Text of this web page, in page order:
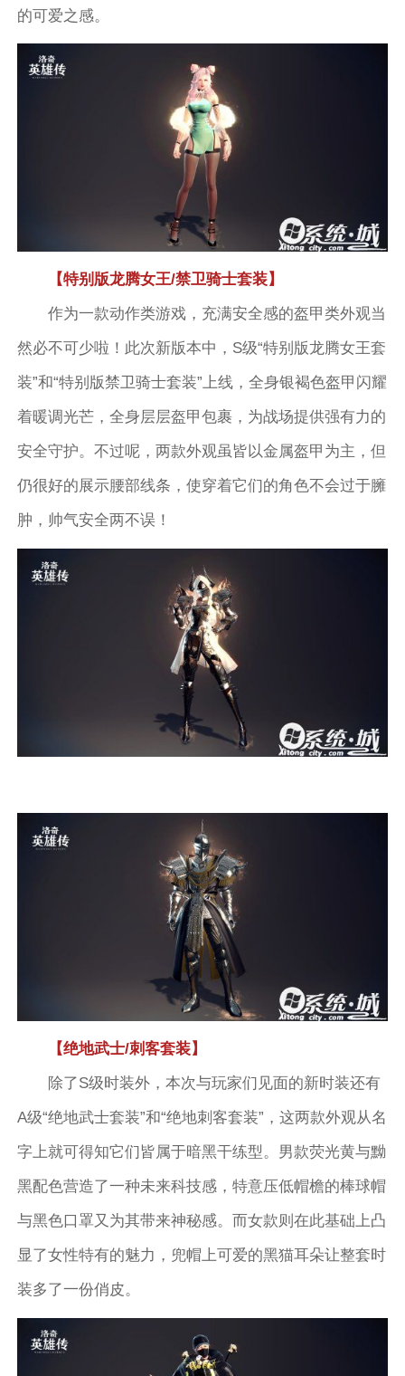
的可爱之感。
【特别版龙腾女王/禁卫骑士套装】
作为一款动作类游戏，充满安全感的盔甲类外观当
然必不可少啦！此次新版本中，S级“特别版龙腾女王套
装”和“特别版禁卫骑士套装”上线，全身银褐色盔甲闪耀
着暖调光芒，全身层层盔甲包裹，为战场提供强有力的
安全守护。不过呢，两款外观虽皆以金属盔甲为主，但
仍很好的展示腰部线条，使穿着它们的角色不会过于臃
肿，帅气安全两不误！
【绝地武士/刺客套装】
除了S级时装外，本次与玩家们见面的新时装还有
A级“绝地武士套装”和“绝地刺客套装”，这两款外观从名
字上就可得知它们皆属于暗黑干练型。男款荧光黄与黝
黑配色营造了一种未来科技感，特意压低帽檐的棒球帽
与黑色口罩又为其带来神秘感。而女款则在此基础上凸
显了女性特有的魅力，兜帽上可爱的黑猫耳朵让整套时
装多了一份俏皮。